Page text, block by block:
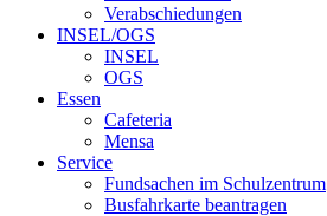
Verabschiedungen
INSEL/OGS
INSEL
OGS
Essen
Cafeteria
Mensa
Service
Fundsachen im Schulzentrum
Busfahrkarte beantragen